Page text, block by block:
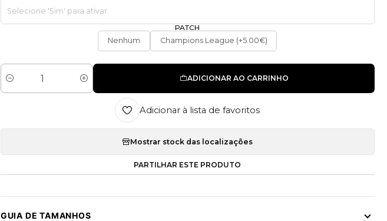
PATCH
Nenhum
Champions League (+5.00€)
Quantidade
ADICIONAR AO CARRINHO
Adicionar à lista de favoritos
Mostrar stock das localizações
PARTILHAR ESTE PRODUTO
GUIA DE TAMANHOS